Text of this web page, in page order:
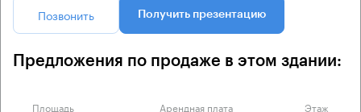
Позвонить Получить презентацию
Предложения по продаже в этом здании:
Площадь Арендная плата Этаж